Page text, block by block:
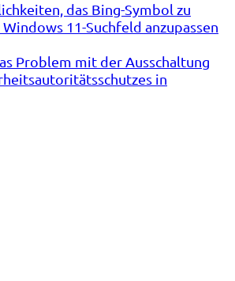
das Bing-Symbol zu
11-Suchfeld anzupassen
Problem mit der Ausschaltung
in